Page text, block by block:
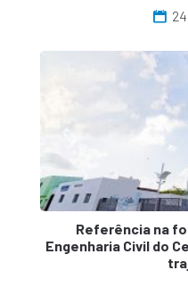
Referência na
Engenharia Civil do